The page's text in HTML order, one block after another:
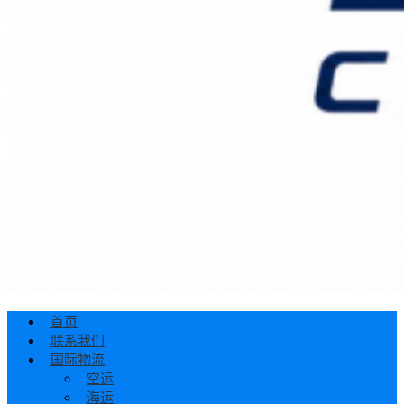
首页
联系我们
国际物流
空运
海运